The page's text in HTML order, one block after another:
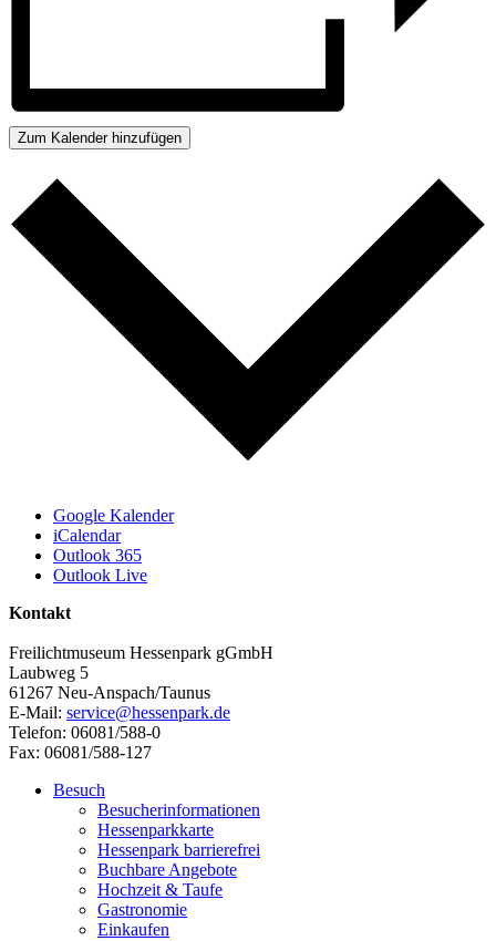
Zum Kalender hinzufügen
Google Kalender
iCalendar
Outlook 365
Outlook Live
Kontakt
Freilichtmuseum Hessenpark gGmbH
Laubweg 5
61267 Neu-Anspach/Taunus
E-Mail: service@hessenpark.de
Telefon: 06081/588-0
Fax: 06081/588-127
Besuch
Besucherinformationen
Hessenparkkarte
Hessenpark barrierefrei
Buchbare Angebote
Hochzeit & Taufe
Gastronomie
Einkaufen